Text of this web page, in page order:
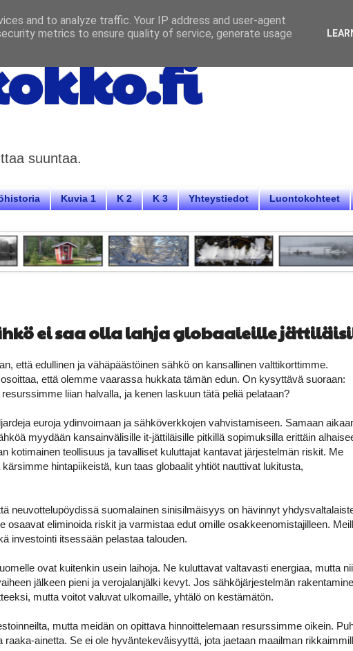
suuntaa.
Kuvia 1 K 2 K 3 Yhteystiedot Luontokohteet
ei saa olla lahja globaaleille
että edullinen ja vähäpäästöinen sähkö on kansallinen valttikorttimme.
että olemme vaarassa hukkata tämän edun. On kysyttävä suoraan:
liian halvalla, ja kenen laskuun tätä peliä pelataan?
euroja ydinvoimaan ja sähköverkkojen vahvistamiseen. Samaan
myydään kansainvälisille it-jättiläisille pitkillä sopimuksilla erittäin
kotimainen teollisuus ja tavalliset kuluttajat kantavat järjestelmän riskit. Me
hintapiikeistä, kun taas globaalit yhtiöt nauttivat lukitusta,
neuvottelupöydissä suomalainen sinisilmäisyys on hävinnyt
osaavat eliminoida riskit ja varmistaa edut omille osakkeenomistajilleen.
investointi itsessään pelastaa talouden.
ovat kuitenkin usein laihoja. Ne kuluttavat valtavasti energiaa, mutta
jälkeen pieni ja verojalanjälki kevyt. Jos sähköjärjestelmän
mutta voitot valuvat ulkomaille, yhtälö on kestämätön.
mutta meidän on opittava hinnoittelemaan resurssimme oikein.
raaka-ainetta. Se ei ole hyväntekeväisyyttä, jota jaetaan maailman
and to analyze traffic. Your IP address and user-agent
metrics to ensure quality of service, generate usage